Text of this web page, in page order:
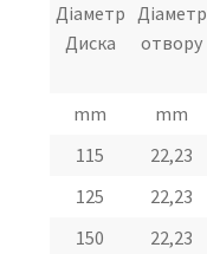
Діаметр
Диска
Діаметр
отвору
mm mm
115
22,23
125
22,23
150
22,23